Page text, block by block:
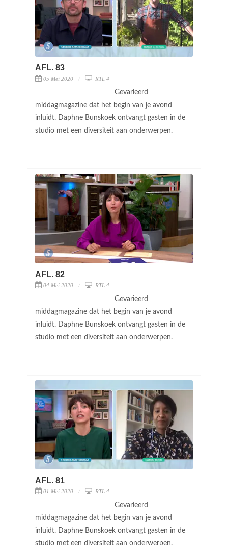
AFL. 83
05 Mei 2020 RTL 4
Gevarieerd
middagmagazine dat het begin van je avond
inluidt. Daphne Bunskoek ontvangt gasten in de
studio met een diversiteit aan onderwerpen.
AFL. 82
04 Mei 2020 RTL 4
Gevarieerd
middagmagazine dat het begin van je avond
inluidt. Daphne Bunskoek ontvangt gasten in de
studio met een diversiteit aan onderwerpen.
AFL. 81
01 Mei 2020 RTL 4
Gevarieerd
middagmagazine dat het begin van je avond
inluidt. Daphne Bunskoek ontvangt gasten in de
studio met een diversiteit aan onderwerpen.